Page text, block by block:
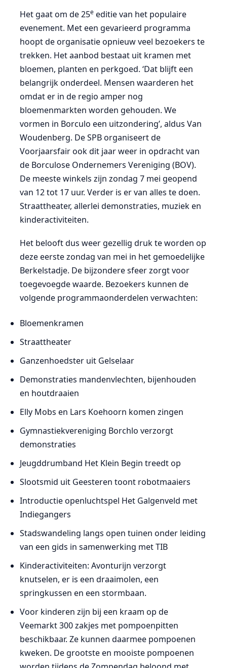
Het gaat om de 25eeditie van het populaire
evenement. Met een gevarieerd programma
hoopt de organisatie opnieuw veel bezoekers te
trekken. Het aanbod bestaat uit kramen met
bloemen, planten en perkgoed. ‘Dat blijft een
belangrijk onderdeel. Mensen waarderen het
omdat er in de regio amper nog
bloemenmarkten worden gehouden. We
vormen in Borculo een uitzondering’, aldus Van
Woudenberg. De SPB organiseert de
Voorjaarsfair ook dit jaar weer in opdracht van
de Borculose Ondernemers Vereniging (BOV).
De meeste winkels zijn zondag 7 mei geopend
van 12 tot 17 uur. Verder is er van alles te doen.
Straattheater, allerlei demonstraties, muziek en
kinderactiviteiten.
Het belooft dus weer gezellig druk te worden op
deze eerste zondag van mei in het gemoedelijke
Berkelstadje. De bijzondere sfeer zorgt voor
toegevoegde waarde. Bezoekers kunnen de
volgende programmaonderdelen verwachten:
Bloemenkramen
Straattheater
Ganzenhoedster uit Gelselaar
Demonstraties mandenvlechten, bijenhouden
en houtdraaien
Elly Mobs en Lars Koehoorn komen zingen
Gymnastiekvereniging Borchlo verzorgt
demonstraties
Jeugddrumband Het Klein Begin treedt op
Slootsmid uit Geesteren toont robotmaaiers
Introductie openluchtspel Het Galgenveld met
Indiegangers
Stadswandeling langs open tuinen onder leiding
van een gids in samenwerking met TIB
Kinderactiviteiten: Avonturijn verzorgt
knutselen, er is een draaimolen, een
springkussen en een stormbaan.
Voor kinderen zijn bij een kraam op de
Veemarkt 300 zakjes met pompoenpitten
beschikbaar. Ze kunnen daarmee pompoenen
kweken. De grootste en mooiste pompoenen